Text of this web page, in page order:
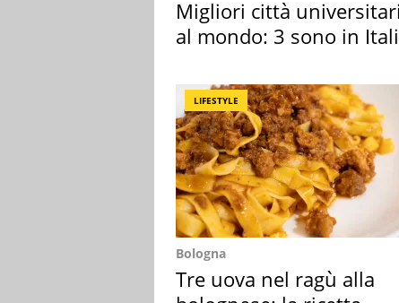
Migliori città
al mondo: 3 sono in
LIFESTYLE
Bologna
Tre uova nel ragù alla